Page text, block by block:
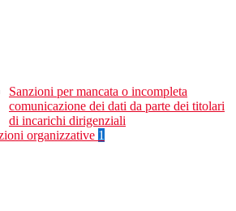
Sanzioni per mancata o incompleta
comunicazione dei dati da parte dei titolari
di incarichi dirigenziali
organizzative 1